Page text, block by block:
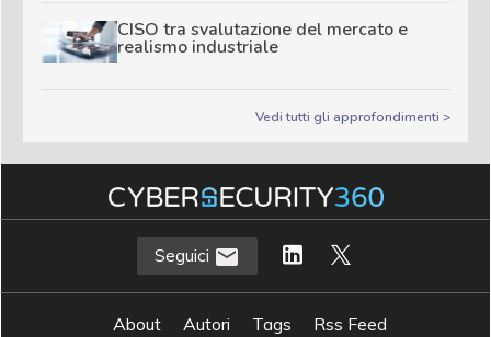
CISO tra svalutazione del mercato e
realismo industriale
Vedi tutti gli approfondimenti >
Seguici
About Autori Tags
Rss Feed